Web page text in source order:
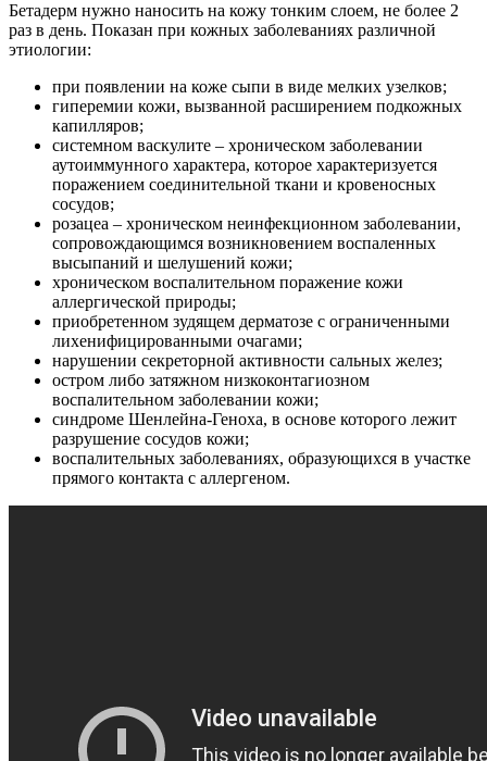
Бетадерм нужно наносить на кожу тонким слоем, не более 2
раз в день. Показан при кожных заболеваниях различной
этиологии:
при появлении на коже сыпи в виде мелких узелков;
гиперемии кожи, вызванной расширением подкожных
капилляров;
системном васкулите – хроническом заболевании
аутоиммунного характера, которое характеризуется
поражением соединительной ткани и кровеносных
сосудов;
розацеа – хроническом неинфекционном заболевании,
сопровождающимся возникновением воспаленных
высыпаний и шелушений кожи;
хроническом воспалительном поражение кожи
аллергической природы;
приобретенном зудящем дерматозе с ограниченными
лихенифицированными очагами;
нарушении секреторной активности сальных желез;
остром либо затяжном низкоконтагиозном
воспалительном заболевании кожи;
синдроме Шенлейна-Геноха, в основе которого лежит
разрушение сосудов кожи;
воспалительных заболеваниях, образующихся в участке
прямого контакта с аллергеном.